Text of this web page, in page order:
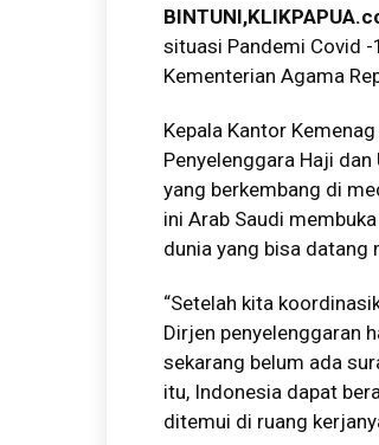
BINTUNI
situasi Pandemi Covid
Kementerian Agama
Kepala Kantor
Penyelenggara Haji
yang berkembang di
ini Arab Saudi
dunia yang bisa datang
“Setelah kita
Dirjen penyelenggaran
sekarang belum ada
itu, Indonesia dapat
ditemui di ruang